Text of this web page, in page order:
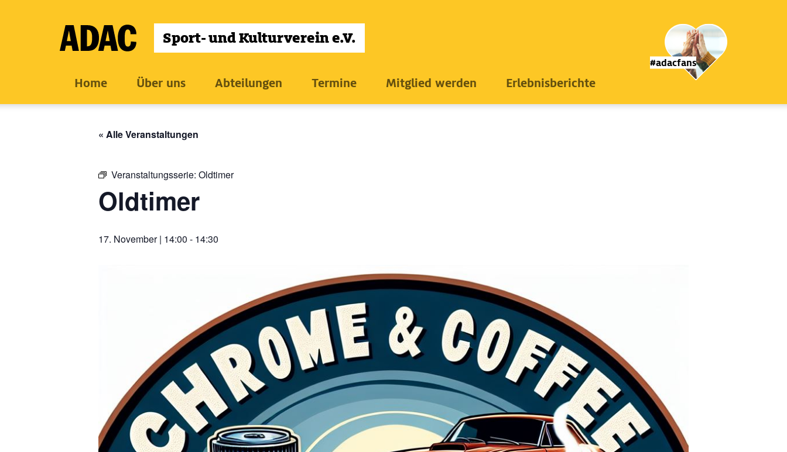
Home Über uns Abteilungen Termine Mitglied werden Erlebnisberichte
#adacfans
« Alle Veranstaltungen
Veranstaltungsserie: Oldtimer
Oldtimer
17. November | 14:00 - 14:30